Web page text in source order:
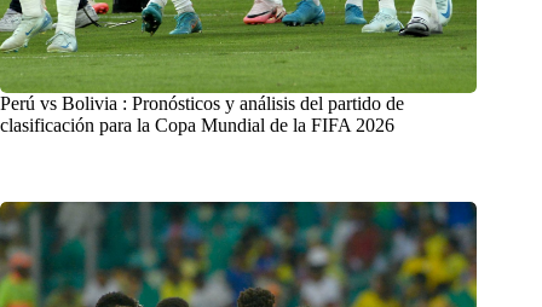
Perú vs Bolivia : Pronósticos y análisis del partido de
clasificación para la Copa Mundial de la FIFA 2026